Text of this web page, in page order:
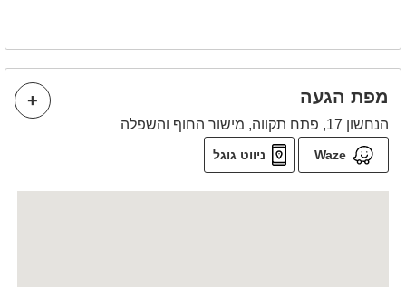
מפת הגעה
הנחשון 17, פתח תקווה, מישור החוף והשפלה
Waze ניווט גוגל